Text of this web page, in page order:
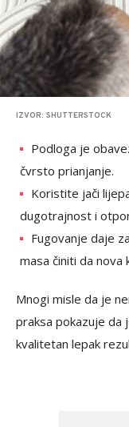
IZVOR: SHUTTERSTOCK
Podloga je
čvrsto prianjanje.
Koristite jači
dugotrajnost i
Fugovanje daje
masa činiti da nova
Mnogi misle da je
praksa pokazuje da
kvalitetan lepak